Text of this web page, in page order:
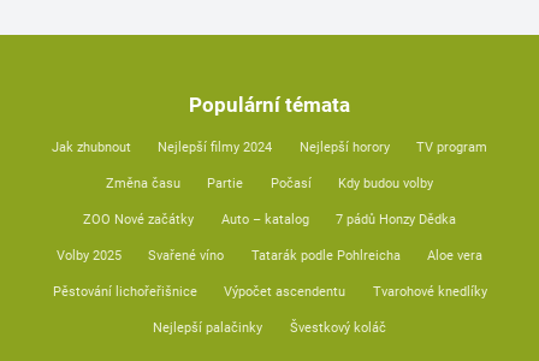
Populární témata
Jak zhubnout Nejlepší filmy 2024 Nejlepší horory TV program
Změna času Partie Počasí Kdy budou volby
ZOO Nové začátky Auto – katalog 7 pádů Honzy Dědka
Volby 2025 Svařené víno Tatarák podle Pohlreicha Aloe vera
Pěstování lichořeřišnice Výpočet ascendentu Tvarohové knedlíky
Nejlepší palačinky Švestkový koláč